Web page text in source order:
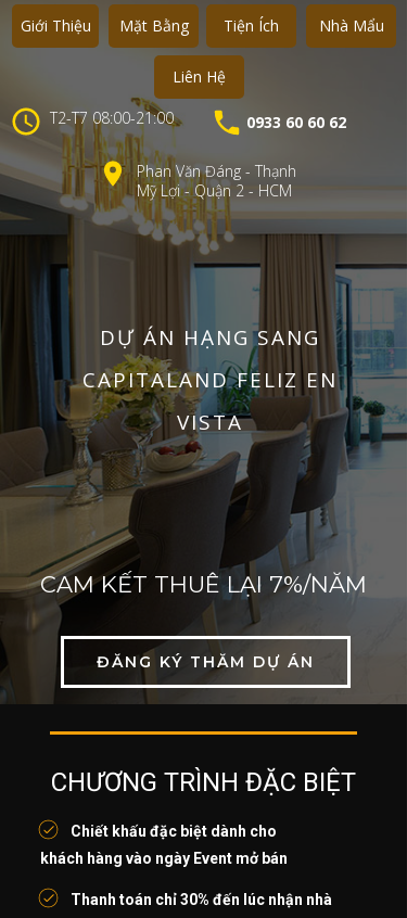
T2-T7 08:00-21:00
ĐĂNG KÝ THĂM DỰ ÁN
CAM KẾT THUÊ LẠI 7%/NĂM
DỰ ÁN HẠNG SANG
CAPITALAND FELIZ EN
VISTA
Phan Văn Đáng - Thạnh
Mỹ Lợi - Quận 2 - HCM
0933 60 60 62
Giới Thiệu Mặt Bằng Tiện Ích Nhà Mẩu
Liên Hệ
CHƯƠNG TRÌNH ĐẶC BIỆT
Chiết khấu đặc biệt dành cho
khách hàng vào ngày Event mở bán
Thanh toán chỉ 30% đến lúc nhận nhà